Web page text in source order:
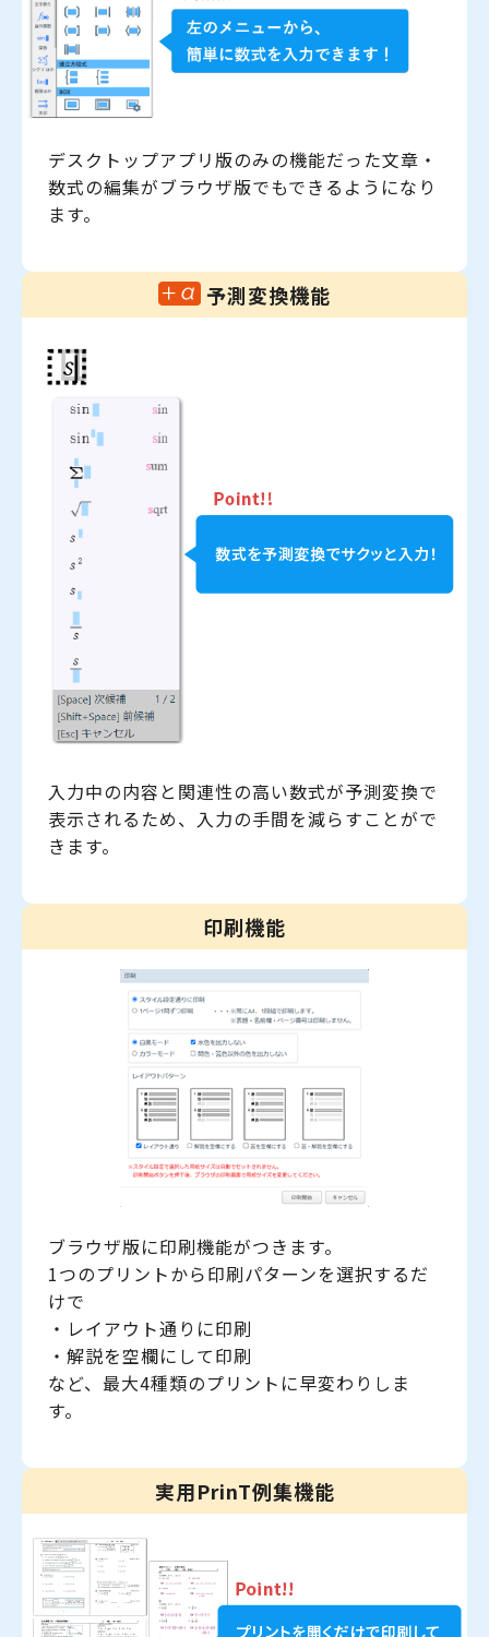
デスクトップアプリ版のみの機能だった文章・
数式の編集がブラウザ版でもできるようになり
ます。
予測変換機能
入力中の内容と関連性の高い数式が予測変換で
表示されるため、入力の手間を減らすことがで
きます。
印刷機能
ブラウザ版に印刷機能がつきます。
1つのプリントから印刷パターンを選択するだ
けで
・レイアウト通りに印刷
・解説を空欄にして印刷
など、最大4種類のプリントに早変わりしま
す。
実用PrinT例集機能